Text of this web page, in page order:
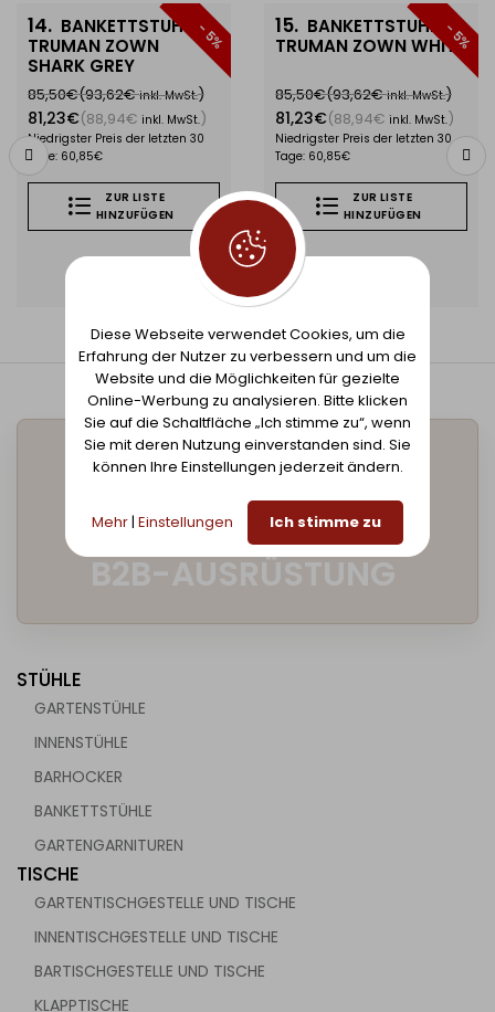
(Paramount) und gerade (Plain) in verschiedenen
Farben.
- 5%
15. BANKETTSTUHL
TRUMAN ZOWN WHITE
85,50€(93,62€inkl. MwSt.)
81,23€(88,94€ inkl. MwSt.)
Niedrigster Preis der letzten 30
Tage: 60,85€
ZUR LISTE
HINZUFÜGEN
8.LINK CONNECTOR
ZOWN
ZUR LISTE
HINZUFÜGEN
AG VEBO,
LIEFERANT FÜR
STÜHLE
GARTENSTÜHLE
INNENSTÜHLE
BARHOCKER
BANKETTSTÜHLE
GARTENGARNITUREN
TISCHE
GARTENTISCHGESTELLE UND TISCHE
INNENTISCHGESTELLE UND TISCHE
BARTISCHGESTELLE UND TISCHE
KLAPPTISCHE
Diese Webseite verwendet Cookies, um die
Erfahrung der Nutzer zu verbessern und um die
Website und die Möglichkeiten für gezielte
Online-Werbung zu analysieren. Bitte klicken
Sie auf die Schaltfläche „Ich stimme zu“, wenn
Sie mit deren Nutzung einverstanden sind. Sie
können Ihre Einstellungen jederzeit ändern.
Mehr| Einstellungen Ich stimme zu